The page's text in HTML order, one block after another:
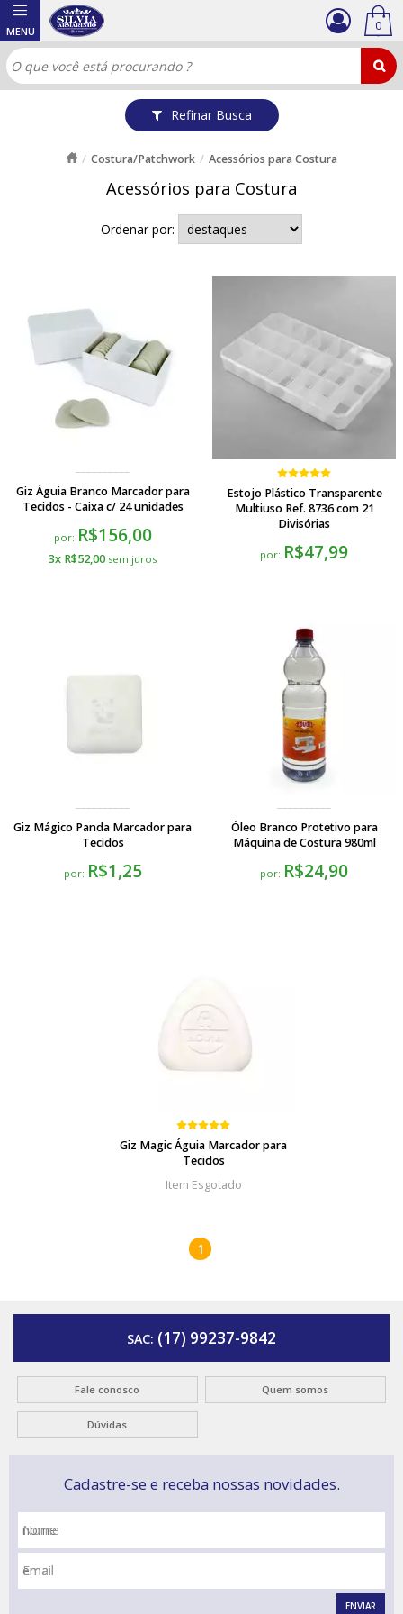
Refinar Busca
0
Costura/Patchwork Acessórios para Costura
Acessórios para Costura
Ordenar por:
Giz Águia Branco Marcador para
Tecidos - Caixa c/ 24 unidades
por: R$156,00
3x R$52,00
Estojo Plástico Transparente
Multiuso Ref. 8736 com 21
Divisórias
por: R$47,99
Giz Mágico Panda Marcador para
Tecidos
por: R$1,25
Óleo Branco Protetivo para
Máquina de Costura 980ml
por: R$24,90
Giz Magic Águia Marcador para
Tecidos
Esgotado
1
SAC: (17) 99237-9842
Fale conosco Quem somos
Dúvidas
Cadastre-se e receba nossas novidades.
Nome
Email
ENVIAR